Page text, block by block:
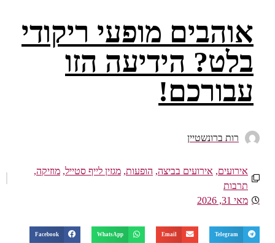
אוהבים מופעי ריקודי
בלט? הידיעה הזו
עבורכם!
רות ברונשטיין
אירועים, אירועים בביצה, הופעות, מגזין לייף סטייל, מוזיקה,
תרבות
מאי 31, 2026
Telegram
Email
WhatsApp
Facebook